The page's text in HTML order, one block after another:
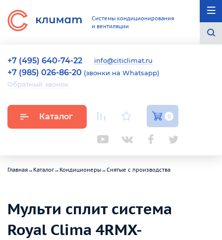
Системы кондиционирования
и вентиляции
+7 (495) 640-74-22 info@citiclimat.ru
+7 (985) 026-86-20 (звонки на Whatsapp)
Обратный звонок
Каталог 0
Главная→ Каталог→ Кондиционеры→Снятые с производства
Мульти сплит система
Royal Clima 4RMX-